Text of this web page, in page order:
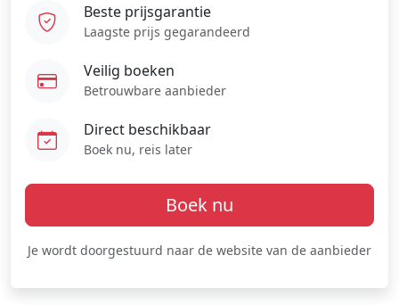
Beste prijsgarantie
Laagste prijs gegarandeerd
Veilig boeken
Betrouwbare aanbieder
Direct beschikbaar
Boek nu, reis later
Boek nu
Je wordt doorgestuurd naar de website van de aanbieder